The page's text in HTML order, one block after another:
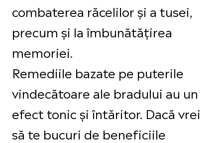
combaterea răcelilor și a tusei,
precum și la îmbunătățirea
memoriei.
Remediile bazate pe puterile
vindecătoare ale bradului au un
efect tonic și întăritor. Dacă vrei
să te bucuri de beneficiile